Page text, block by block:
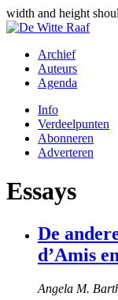
width and height
Archief
Auteurs
Agenda
Info
Verdeelpunten
Abonneren
Adverteren
Essays
De
d’Amis
Angela M.